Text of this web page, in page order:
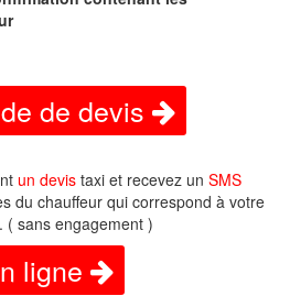
de devis
un devis taxi et recevez un SMS
du chauffeur qui correspond à votre
( sans engagement )
ligne